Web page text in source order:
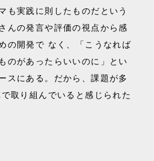
も実践に則したものだという
んの発言や評価の視点から感
の開発で なく、「こうなれば
のがあったらいいのに」とい
スにある。だから、課題が多
取り組んでいると感じられた